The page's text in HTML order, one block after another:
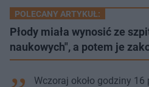
POLECANY ARTYKUŁ:
Płody miała wynosić ze
naukowych", a potem je
Wczoraj około godziny